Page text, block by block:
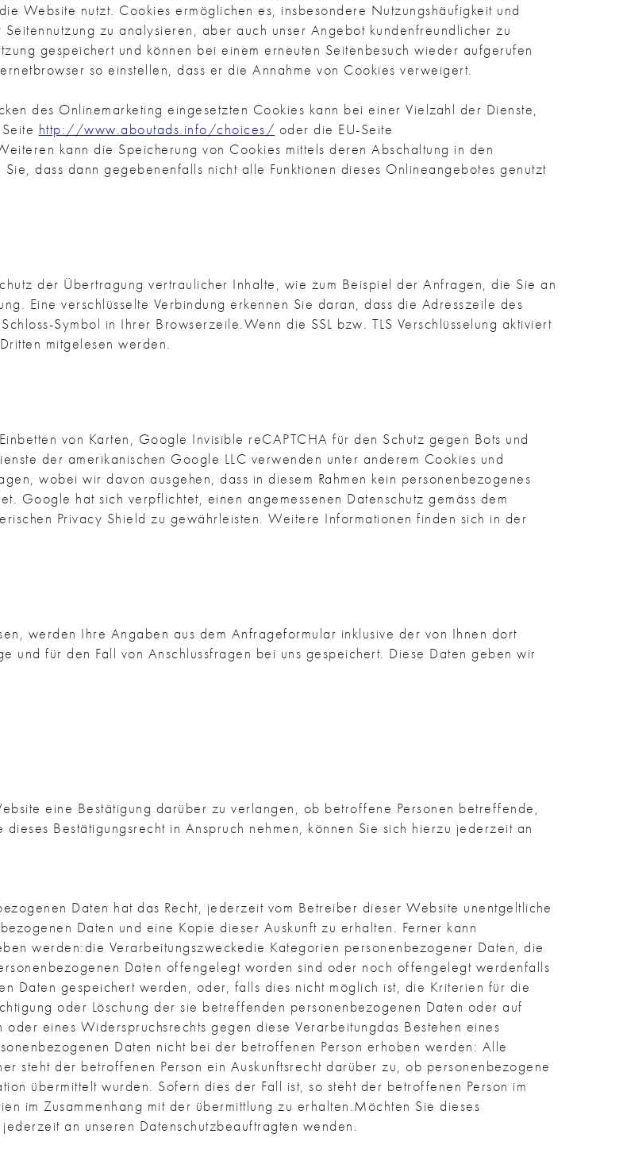
Website nutzt. Cookies ermöglichen es, insbesondere Nutzungshäufigkeit und
zu analysieren, aber auch unser Angebot kundenfreundlicher zu
gespeichert und können bei einem erneuten Seitenbesuch wieder aufgerufen
so einstellen, dass er die Annahme von Cookies verweigert.
des Onlinemarketing eingesetzten Cookies kann bei einer Vielzahl der Dienste,
http://www.aboutads.info/choices/ oder die EU-Seite
kann die Speicherung von Cookies mittels deren Abschaltung in den
dass dann gegebenenfalls nicht alle Funktionen dieses Onlineangebotes genutzt
der Übertragung vertraulicher Inhalte, wie zum Beispiel der Anfragen, die Sie an
Eine verschlüsselte Verbindung erkennen Sie daran, dass die Adresszeile des
Symbol in Ihrer Browserzeile.Wenn die SSL bzw. TLS Verschlüsselung aktiviert
mitgelesen werden.
von Karten, Google Invisible reCAPTCHA für den Schutz gegen Bots und
der amerikanischen Google LLC verwenden unter anderem Cookies und
wobei wir davon ausgehen, dass in diesem Rahmen kein personenbezogenes
Google hat sich verpflichtet, einen angemessenen Datenschutz gemäss dem
Privacy Shield zu gewährleisten. Weitere Informationen finden sich in der
werden Ihre Angaben aus dem Anfrageformular inklusive der von Ihnen dort
und für den Fall von Anschlussfragen bei uns gespeichert. Diese Daten geben wir
eine Bestätigung darüber zu verlangen, ob betroffene Personen betreffende,
Bestätigungsrecht in Anspruch nehmen, können Sie sich hierzu jederzeit an
Daten hat das Recht, jederzeit vom Betreiber dieser Website unentgeltliche
Daten und eine Kopie dieser Auskunft zu erhalten. Ferner kann
werden:die Verarbeitungszweckedie Kategorien personenbezogener Daten, die
Daten offengelegt worden sind oder noch offengelegt werdenfalls
Daten gespeichert werden, oder, falls dies nicht möglich ist, die Kriterien für die
oder Löschung der sie betreffenden personenbezogenen Daten oder auf
eines Widerspruchsrechts gegen diese Verarbeitungdas Bestehen eines
Daten nicht bei der betroffenen Person erhoben werden: Alle
steht der betroffenen Person ein Auskunftsrecht darüber zu, ob personenbezogene
übermittelt wurden. Sofern dies der Fall ist, so steht der betroffenen Person im
im Zusammenhang mit der übermittlung zu erhalten.Möchten Sie dieses
an unseren Datenschutzbeauftragten wenden.